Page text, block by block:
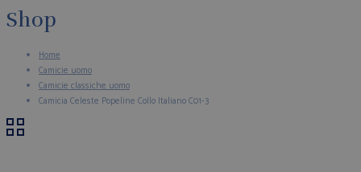
Shop
Home
Camicie uomo
Camicie classiche uomo
Camicia Celeste Popeline Collo Italiano C01-3